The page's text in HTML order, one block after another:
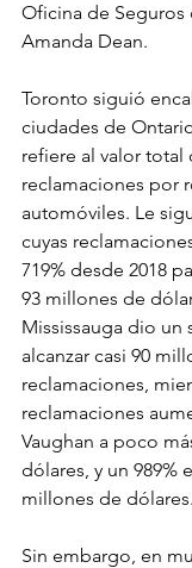
Oficina de Seguros
Amanda Dean.
Toronto siguió
ciudades de
refiere al valor total
reclamaciones por
automóviles. Le
cuyas
719% desde 2018
93 millones de
Mississauga dio un
alcanzar casi 90
reclamaciones,
reclamaciones
Vaughan a poco
dólares, y un 989%
millones de dólares.
Sin embargo, en